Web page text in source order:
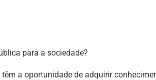
para a sociedade?
a oportunidade de adquirir